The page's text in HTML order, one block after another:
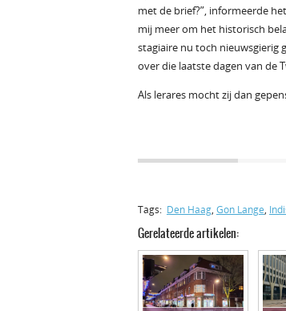
met de brief?”, informeerde
mij meer om het historisch
stagiaire nu toch nieuwsgierig
over die laatste dagen van de
Als lerares mocht zij dan
Tags: Den Haag, Gon Lange,
Gerelateerde artikelen: